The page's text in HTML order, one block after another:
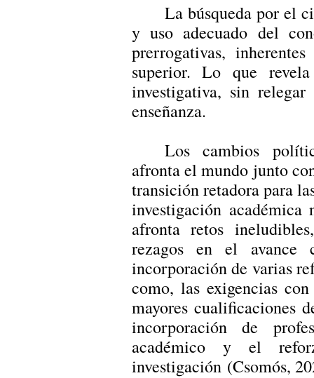
La búsqueda por el
y uso adecuado del
prerrogativas,
superior. Lo que
investigativa, sin
enseñanza.
Los cambios
afronta el mundo junto
transición retadora para
investigación
afronta retos
rezagos en el
incorporación de varias
como, las exigencias
mayores cualificaciones
incorporación de
académico y el
investigación (Csomós,